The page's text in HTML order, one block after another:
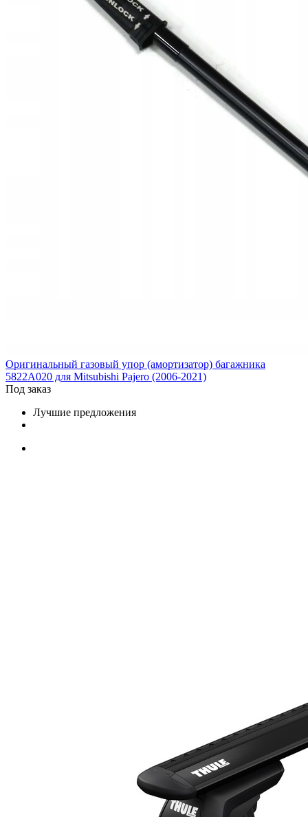
Оригинальный газовый упор (амортизатор) багажника
5822A020 для Mitsubishi Pajero (2006-2021)
Под заказ
Лучшие предложения